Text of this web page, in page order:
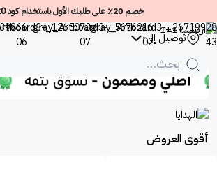
خصم 20٪ على طلبك الأول باستخدام كود NEW20
توصيل إلى-
أقوى العروض